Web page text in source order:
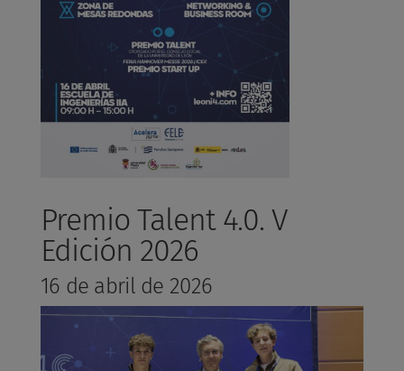
Premio Talent 4.0. V
Edición 2026
16 de abril de 2026